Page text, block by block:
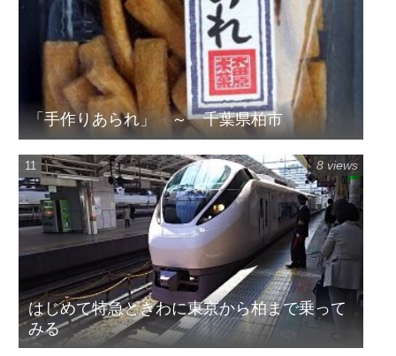
「手作りあられ」 ～ 千葉県柏市
はじめて特急ときわに東京から柏まで乗って
みる
8 views